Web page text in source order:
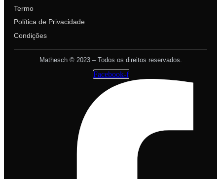
Termo
Política de Privacidade
Condições
Mathesch © 2023 – Todos os direitos reservados.
Facebook-f